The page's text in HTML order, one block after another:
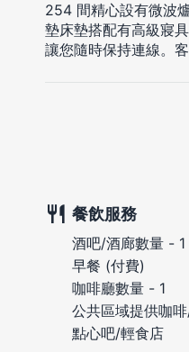
254 間精心設有微波
墊床墊搭配有高級寢
讓您隨時保持連線。
餐飲服務
酒吧/酒廊數量 - 1
早餐 (付費)
咖啡廳數量 - 1
公共區域提供咖
點心吧/輕食店